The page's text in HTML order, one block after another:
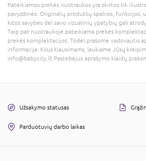
Pateikiamos prekės nuotraukos yra skirtos tik
pavyzdinės. Originalių produktų spalvos, funkcijos,
kitos savybės dėl savo vizualinių ypatybių gali
Taip pat nuotraukoje pateikiama prekės
prekės komplektacijos. Todėl prašome vadovautis
informacija. Kilus klausimams, laukiame Jūsų
info@babycity.lt Pastebėjus aprašymo klaidų
Užsakymo statusas
Parduotuvių darbo laikas